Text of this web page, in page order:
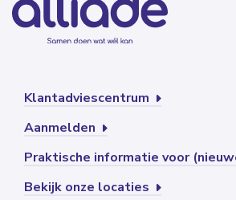
Klantadviescentrum
Aanmelden
Praktische informatie voor
Bekijk onze locaties